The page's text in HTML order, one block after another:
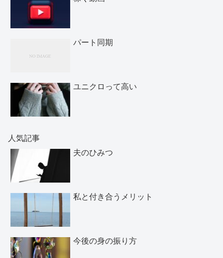
パート同期
ユニクロって高い
人気記事
夫のひみつ
私と付き合うメリット
今後の身の振り方